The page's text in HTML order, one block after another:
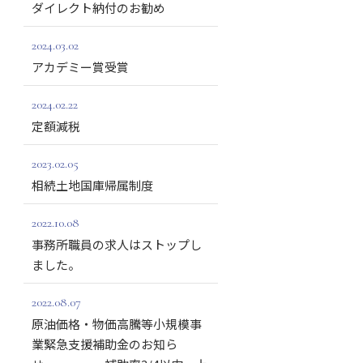
ダイレクト納付のお勧め
2024.03.02
アカデミー賞受賞
2024.02.22
定額減税
2023.02.05
相続土地国庫帰属制度
2022.10.08
事務所職員の求人はストップし
ました。
2022.08.07
原油価格・物価高騰等小規模事
業緊急支援補助金のお知ら